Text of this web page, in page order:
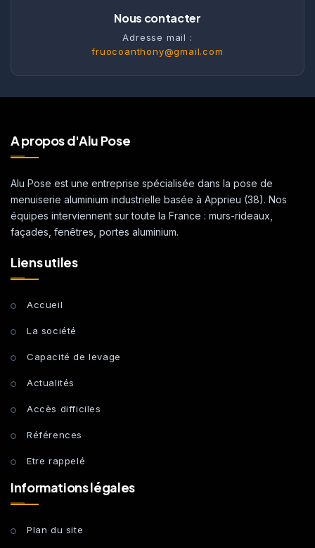
Nous contacter
Adresse mail :
fruocoanthony@gmail.com
A propos d'Alu Pose
Alu Pose est une entreprise spécialisée dans la pose de
menuiserie aluminium industrielle basée à Apprieu (38). Nos
équipes interviennent sur toute la France : murs-rideaux,
façades, fenêtres, portes aluminium.
Liens utiles
Accueil
La société
Capacité de levage
Actualités
Accès difficiles
Références
Etre rappelé
Informations légales
Plan du site